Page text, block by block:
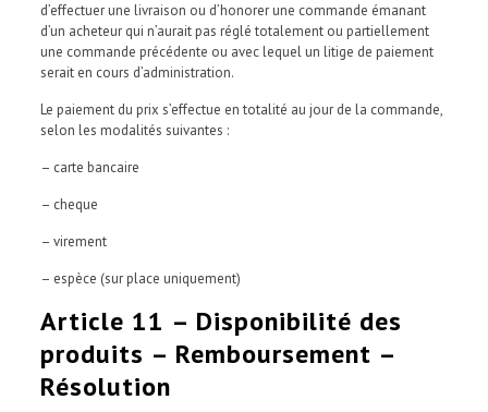
d’effectuer une livraison ou d’honorer une commande émanant
d’un acheteur qui n’aurait pas réglé totalement ou partiellement
une commande précédente ou avec lequel un litige de paiement
serait en cours d’administration.
Le paiement du prix s’effectue en totalité au jour de la commande,
selon les modalités suivantes :
– carte bancaire
– cheque
– virement
– espèce (sur place uniquement)
Article 11 – Disponibilité des
produits – Remboursement –
Résolution